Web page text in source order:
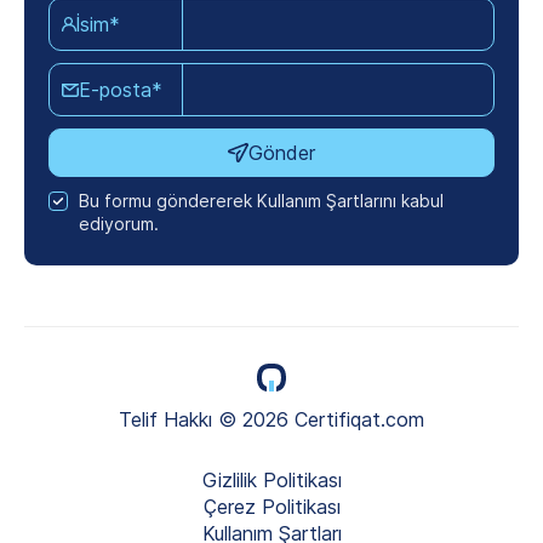
İsim*
E-posta*
Gönder
Bu formu göndererek Kullanım Şartlarını kabul
ediyorum.
Telif Hakkı © 2026 Certifiqat.com
Gizlilik Politikası
Çerez Politikası
Kullanım Şartları